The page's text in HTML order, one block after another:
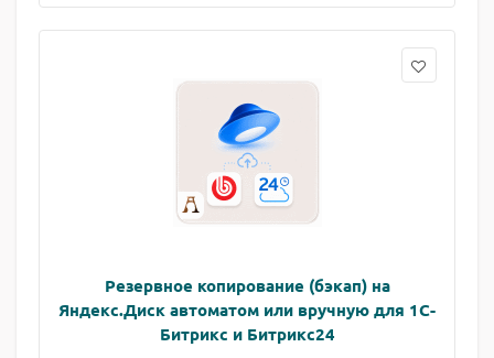
Резервное копирование (бэкап) на
Яндекс.Диск автоматом или вручную для 1С-
Битрикс и Битрикс24